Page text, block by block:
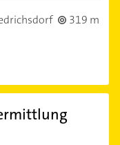
319 m